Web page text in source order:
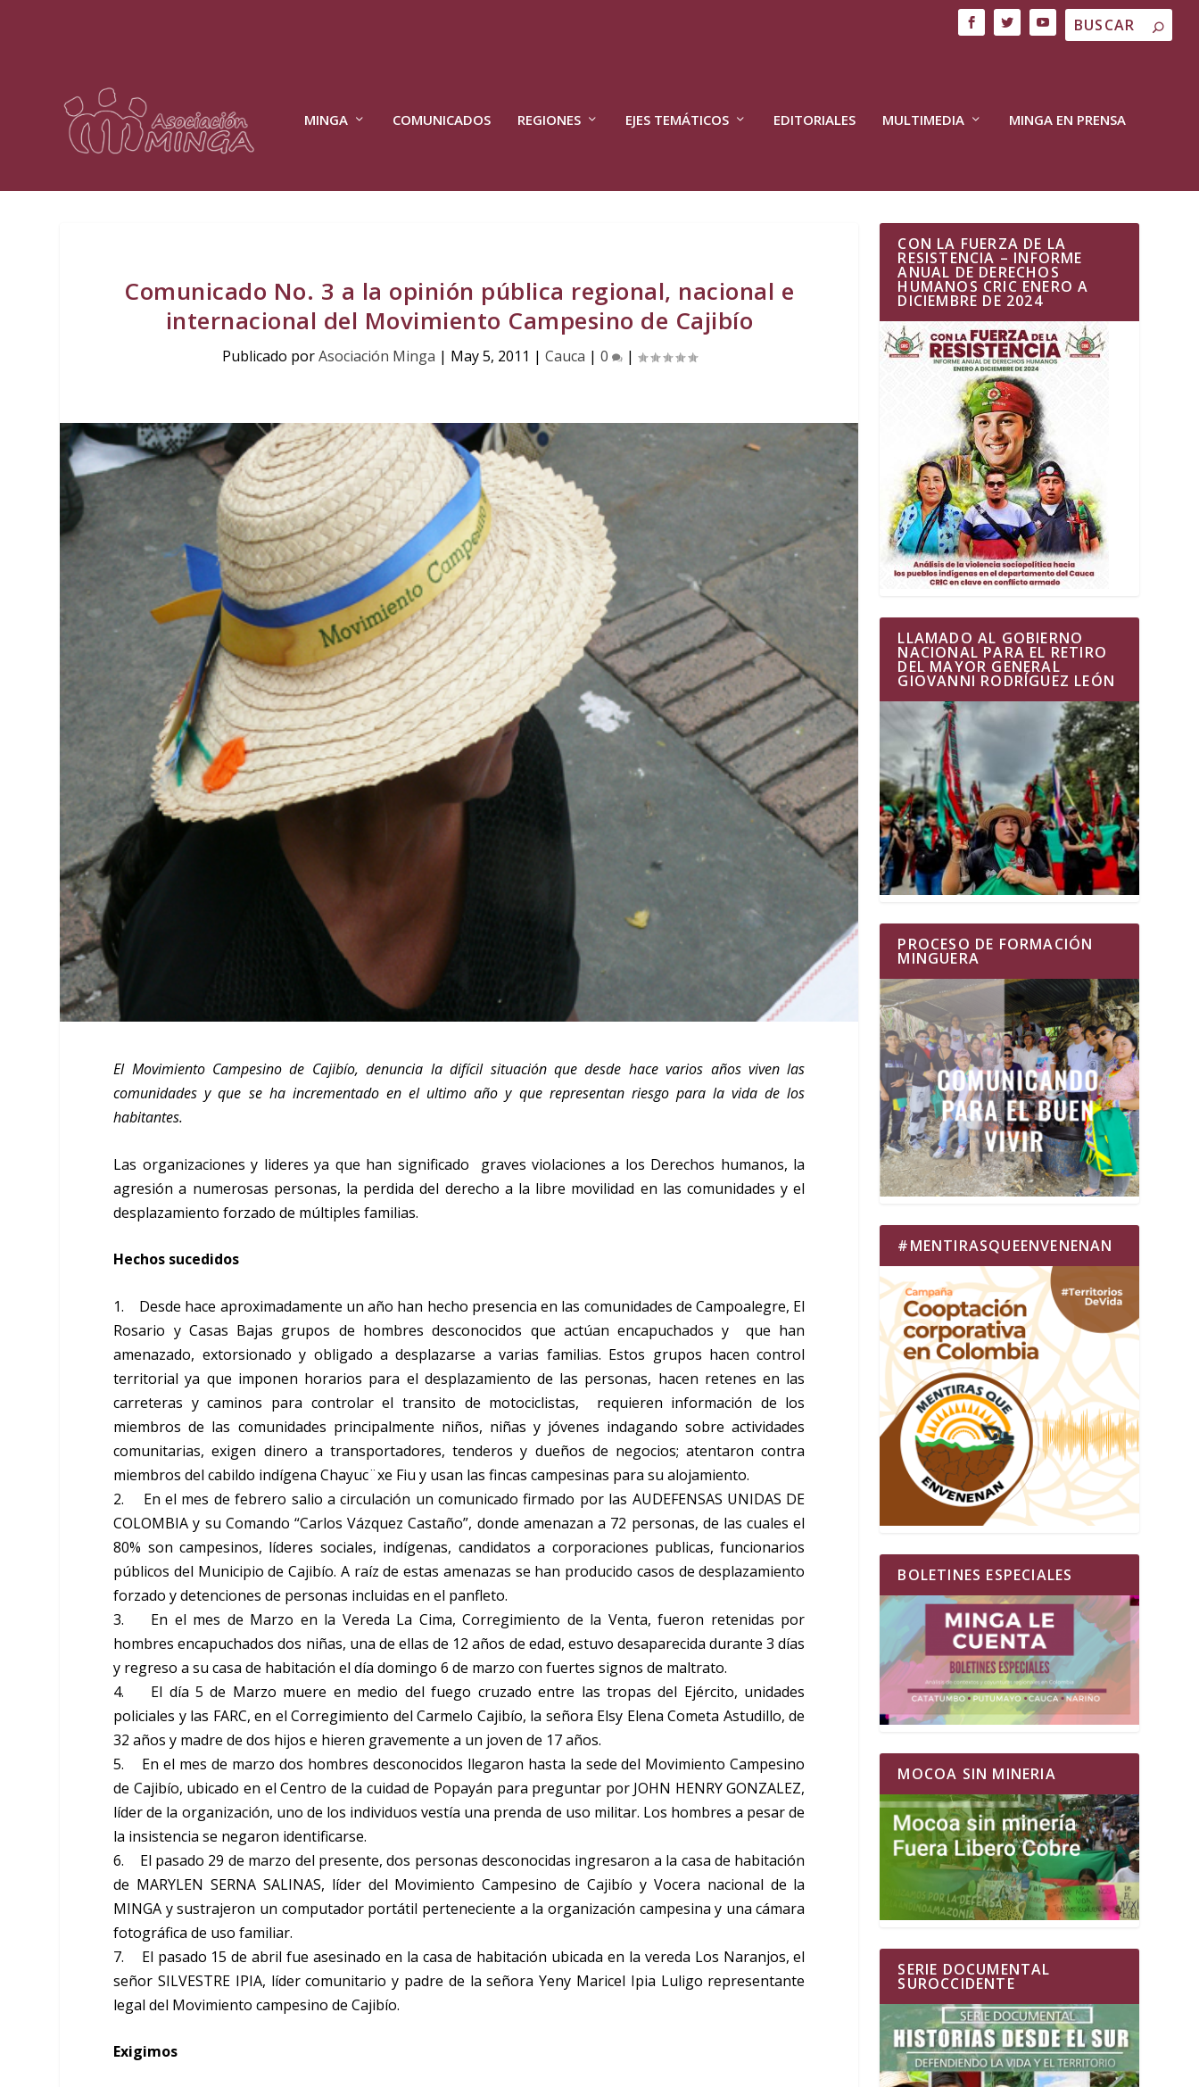
MINGA COMUNICADOS REGIONES EJES TEMÁTICOS EDITORIALES MULTIMEDIA MINGA EN PRENSA
Comunicado No. 3 a la opinión pública regional, nacional e
internacional del Movimiento Campesino de Cajibío
Publicado porAsociación Minga | May 5, 2011 | Cauca | 0 |
El Movimiento Campesino de Cajibío, denuncia la difícil situación que desde hace varios años viven las
comunidades y que se ha incrementado en el ultimo año y que representan riesgo para la vida de los
habitantes.
Las organizaciones y lideres ya que han significado graves violaciones a los Derechos humanos, la
agresión a numerosas personas, la perdida del derecho a la libre movilidad en las comunidades y el
desplazamiento forzado de múltiples familias.
Hechos sucedidos
1. Desde hace aproximadamente un año han hecho presencia en las comunidades de Campoalegre, El
Rosario y Casas Bajas grupos de hombres desconocidos que actúan encapuchados y que han
amenazado, extorsionado y obligado a desplazarse a varias familias. Estos grupos hacen control
territorial ya que imponen horarios para el desplazamiento de las personas, hacen retenes en las
carreteras y caminos para controlar el transito de motociclistas, requieren información de los
miembros de las comunidades principalmente niños, niñas y jóvenes indagando sobre actividades
comunitarias, exigen dinero a transportadores, tenderos y dueños de negocios; atentaron contra
miembros del cabildo indígena Chayuc¨xe Fiu y usan las fincas campesinas para su alojamiento.
2. En el mes de febrero salio a circulación un comunicado firmado por las AUDEFENSAS UNIDAS DE
COLOMBIA y su Comando “Carlos Vázquez Castaño”, donde amenazan a 72 personas, de las cuales el
80% son campesinos, líderes sociales, indígenas, candidatos a corporaciones publicas, funcionarios
públicos del Municipio de Cajibío. A raíz de estas amenazas se han producido casos de desplazamiento
forzado y detenciones de personas incluidas en el panfleto.
3. En el mes de Marzo en la Vereda La Cima, Corregimiento de la Venta, fueron retenidas por
hombres encapuchados dos niñas, una de ellas de 12 años de edad, estuvo desaparecida durante 3 días
y regreso a su casa de habitación el día domingo 6 de marzo con fuertes signos de maltrato.
4. El día 5 de Marzo muere en medio del fuego cruzado entre las tropas del Ejército, unidades
policiales y las FARC, en el Corregimiento del Carmelo Cajibío, la señora Elsy Elena Cometa Astudillo, de
32 años y madre de dos hijos e hieren gravemente a un joven de 17 años.
5. En el mes de marzo dos hombres desconocidos llegaron hasta la sede del Movimiento Campesino
de Cajibío, ubicado en el Centro de la cuidad de Popayán para preguntar por JOHN HENRY GONZALEZ,
líder de la organización, uno de los individuos vestía una prenda de uso militar. Los hombres a pesar de
la insistencia se negaron identificarse.
6. El pasado 29 de marzo del presente, dos personas desconocidas ingresaron a la casa de habitación
de MARYLEN SERNA SALINAS, líder del Movimiento Campesino de Cajibío y Vocera nacional de la
MINGA y sustrajeron un computador portátil perteneciente a la organización campesina y una cámara
fotográfica de uso familiar.
7. El pasado 15 de abril fue asesinado en la casa de habitación ubicada en la vereda Los Naranjos, el
señor SILVESTRE IPIA, líder comunitario y padre de la señora Yeny Maricel Ipia Luligo representante
legal del Movimiento campesino de Cajibío.
Exigimos
CON LA FUERZA DE LA
RESISTENCIA – INFORME
ANUAL DE DERECHOS
HUMANOS CRIC ENERO A
DICIEMBRE DE 2024
LLAMADO AL GOBIERNO
NACIONAL PARA EL RETIRO
DEL MAYOR GENERAL
GIOVANNI RODRÍGUEZ LEÓN
PROCESO DE FORMACIÓN
MINGUERA
#MENTIRASQUEENVENENAN
BOLETINES ESPECIALES
MOCOA SIN MINERIA
SERIE DOCUMENTAL
SUROCCIDENTE